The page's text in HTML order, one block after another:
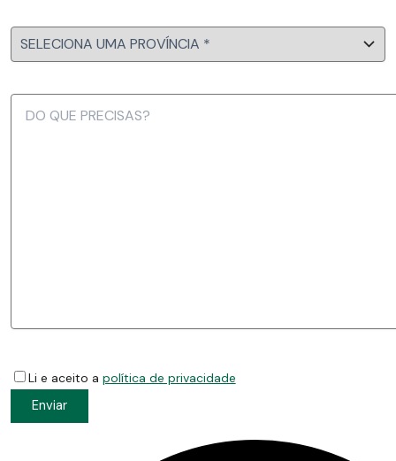
Li e aceito a política de privacidade